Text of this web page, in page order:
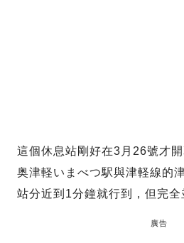
這個休息站剛好在3月26號才
奥津軽いまべつ駅與津軽線的
站分近到1分鐘就行到，但完全
廣告